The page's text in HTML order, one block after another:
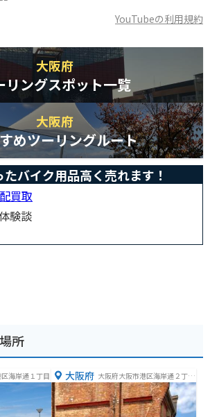
YouTubeの利用規約
大阪府
リングスポット一覧
大阪府
めツーリングルート
バイク用品高く売れます！
買取
験談
所
海岸通１丁目 大阪府 大阪府大阪市港区海岸通２丁目
６−３９